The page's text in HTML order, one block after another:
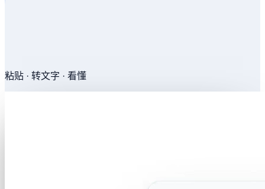
粘贴 · 转文字 · 看懂